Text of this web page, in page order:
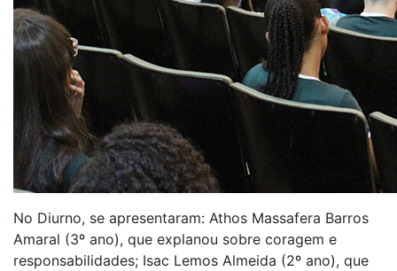
No Diurno, se apresentaram: Athos Massafera Barros
Amaral (3º ano), que explanou sobre coragem e
responsabilidades; Isac Lemos Almeida (2º ano), que